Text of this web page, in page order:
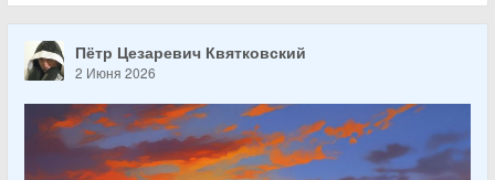
Пётр Цезаревич Квятковский
2 Июня 2026